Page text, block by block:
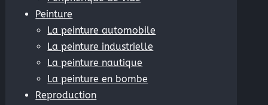
Peinture
La peinture automobile
La peinture industrielle
La peinture nautique
La peinture en bombe
Reproduction